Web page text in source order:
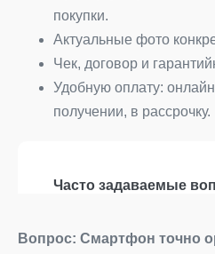
покупки.
Актуальные фото
Чек, договор и
Удобную оплату:
получении, в рассрочку.
Часто задаваемые
Вопрос: Смартфон точно